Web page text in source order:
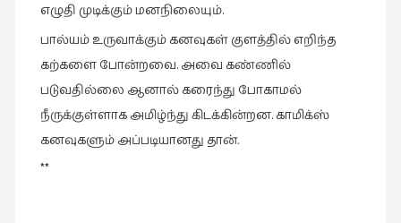
எழுதி முடிக்கும் மனநிலையும்.
பால்யம் உருவாக்கும் கனவுகள் குளத்தில் எறிந்த
கற்களை போன்றவை. அவை கண்ணில்
படுவதில்லை ஆனால் கரைந்து போகாமல்
நீருக்குள்ளாக அமிழ்ந்து கிடக்கின்றன. காமிக்ஸ்
கனவுகளும் அப்படியானது தான்.
**